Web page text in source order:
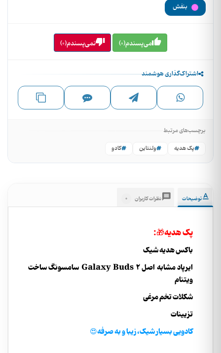
بنفش
می‌پسندم(0) نمی‌پسندم(0)
اشتراک‌گذاری هوشمند
برچسب‌های مرتبط
پک هدیه
ولنتاین کادو
توضیحات نظرات کاربران 0
پک هدیه🎁:
باکس هدیه شیک
ایرپاد مشابه اصل Galaxy Buds 2 سامسونگ ساخت
ویتنام
شکلات تخم مرغی
تزیینات
کادویی بسیار شیک، زیبا و به صرفه😍